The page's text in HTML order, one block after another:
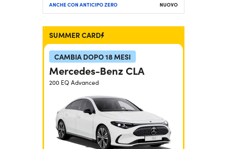
ANCHE CON ANTICIPO ZERO NUOVO
SUMMER CARD
CAMBIA DOPO 18 MESI
Mercedes-Benz CLA
200 EQ Advanced